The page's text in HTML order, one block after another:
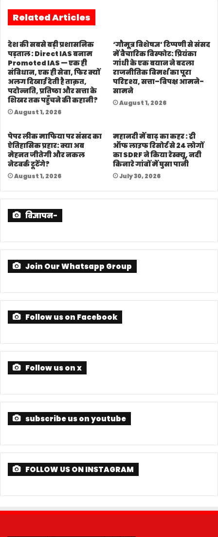
Related Articles
देश की सबसे बड़ी प्रशासनिक
पड़ताल : Direct IAS बनाम
Promoted IAS — एक ही
संविधान, एक ही सेवा, फिर क्यों
अलग दिखाई देती है ताक़त,
पदोन्नति, प्रतिष्ठा और सत्ता के
शिखर तक पहुँचने की कहानी?
August 1, 2026
‘गौमूत्र विशेषज्ञ’ टिप्पणी से संसद
में वैचारिक विस्फोट: प्रियंका
गांधी के एक बयान ने बदला
राजनीतिक विमर्श का पूरा
परिदृश्य, सत्ता–विपक्ष आमने-
सामने
August 1, 2026
पेपर लीक माफिया पर संसद का
ऐतिहासिक प्रहार: क्या अब
मेहनत जीतेगी और नकल
नेटवर्क टूटेंगे?
August 1, 2026
महानदी में बाढ़ का कहर : ट्री
ऑफ लाइफ रिसोर्ट से 24 लोगों
का SDRF ने किया रेस्क्यू, नदी
किनारे गांवों में घुसा पानी
July 30, 2026
विज्ञापन-
Join Our Whatsapp Group
Follow us on Facebook
Follow us on x
subscribe us on youtube
FOLLOW US ON INSTAGRAM